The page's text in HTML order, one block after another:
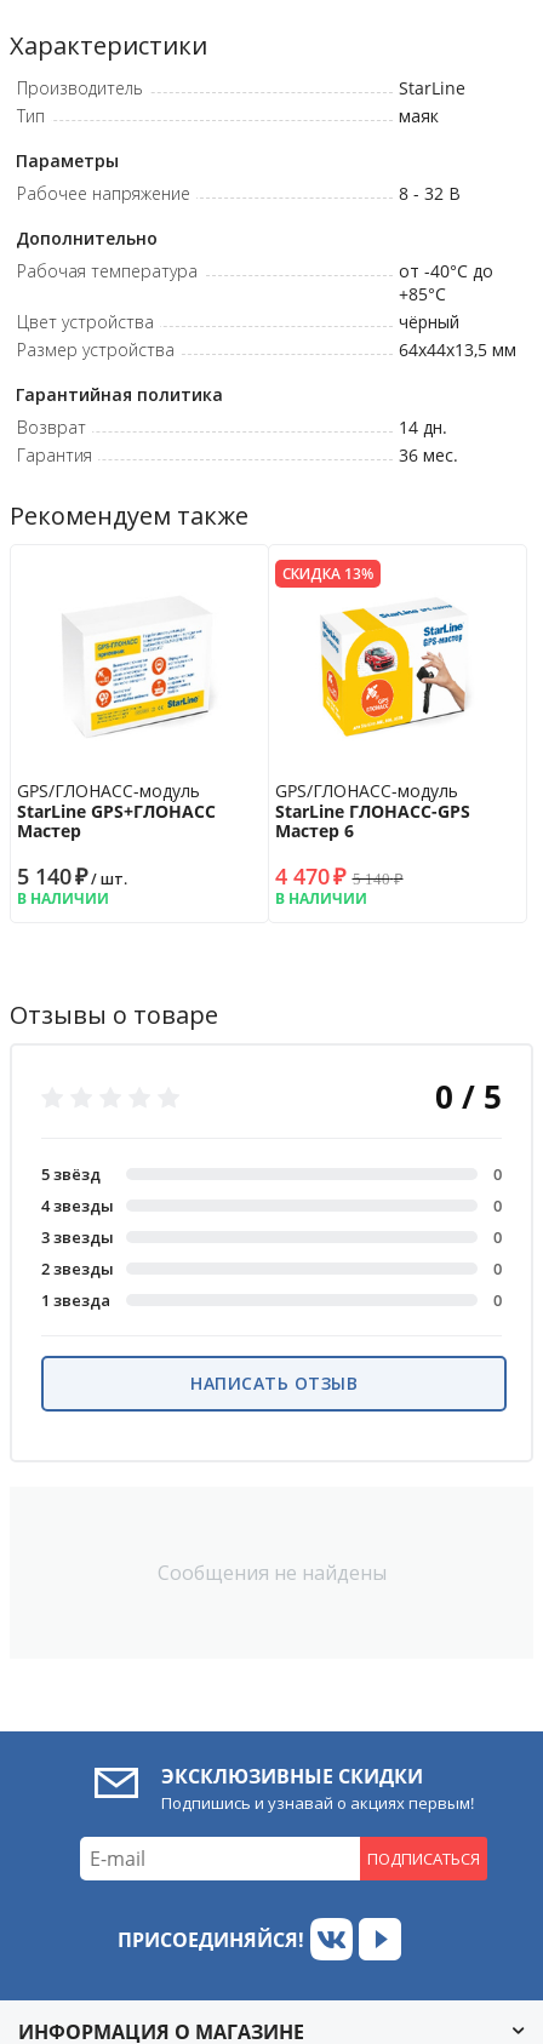
Характеристики
Производитель
StarLine
Тип
маяк
Параметры
Рабочее напряжение
8 - 32 В
Дополнительно
Рабочая температура
от -40°C до
+85°C
Цвет устройства
чёрный
Размер устройства
64х44х13,5 мм
Гарантийная политика
Возврат
14 дн.
Гарантия
36 мес.
Рекомендуем также
GPS/ГЛОНАСС-модуль
StarLine GPS+ГЛОНАСС
Мастер
5 140₽/ шт.
В НАЛИЧИИ
СКИДКА 13%
GPS/ГЛОНАСС-модуль
StarLine ГЛОНАСС-GPS
Мастер 6
4 470₽ 5 140₽
В НАЛИЧИИ
Отзывы о товаре
Сообщения не найдены
0 / 5
5 звёзд
0
4 звезды
0
3 звезды
0
2 звезды
0
1 звезда
0
НАПИСАТЬ ОТЗЫВ
ЭКСКЛЮЗИВНЫЕ СКИДКИ
Подпишись и узнавай о акциях первым!
ПОДПИСАТЬСЯ
ПРИСОЕДИНЯЙСЯ!
ИНФОРМАЦИЯ О МАГАЗИНЕ